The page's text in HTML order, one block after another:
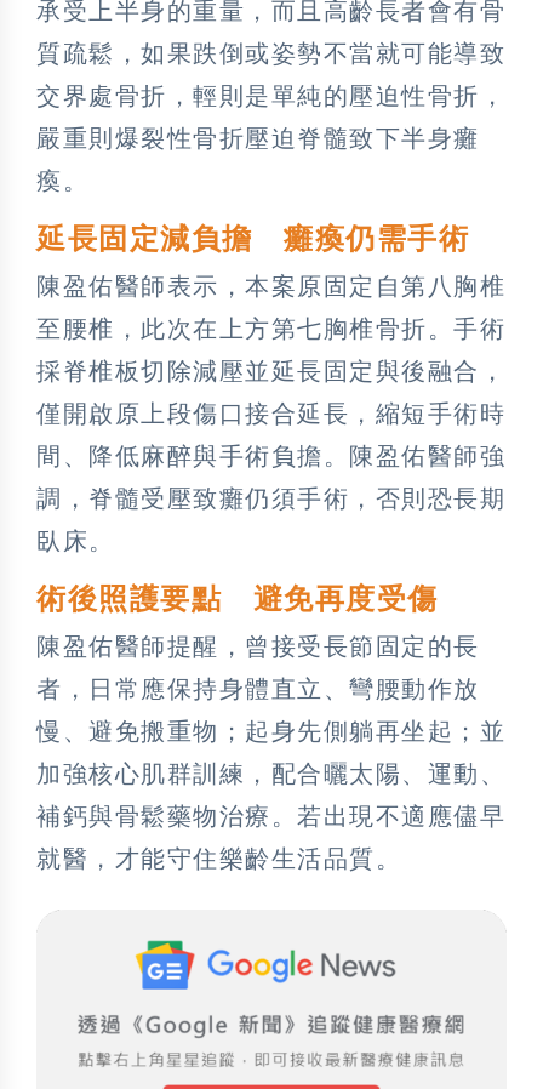
承受上半身的重量，而且高齡長者會有骨
質疏鬆，如果跌倒或姿勢不當就可能導致
交界處骨折，輕則是單純的壓迫性骨折，
嚴重則爆裂性骨折壓迫脊髓致下半身癱
瘓。
延長固定減負擔 癱瘓仍需手術
陳盈佑醫師表示，本案原固定自第八胸椎
至腰椎，此次在上方第七胸椎骨折。手術
採脊椎板切除減壓並延長固定與後融合，
僅開啟原上段傷口接合延長，縮短手術時
間、降低麻醉與手術負擔。陳盈佑醫師強
調，脊髓受壓致癱仍須手術，否則恐長期
臥床。
術後照護要點 避免再度受傷
陳盈佑醫師提醒，曾接受長節固定的長
者，日常應保持身體直立、彎腰動作放
慢、避免搬重物；起身先側躺再坐起；並
加強核心肌群訓練，配合曬太陽、運動、
補鈣與骨鬆藥物治療。若出現不適應儘早
就醫，才能守住樂齡生活品質。